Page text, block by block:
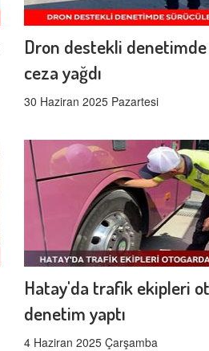
Dron destekli
ceza yağdı
30 Haziran 2025 Pazartesi
Hatay'da trafik ekipleri
denetim yaptı
4 Haziran 2025 Çarşamba